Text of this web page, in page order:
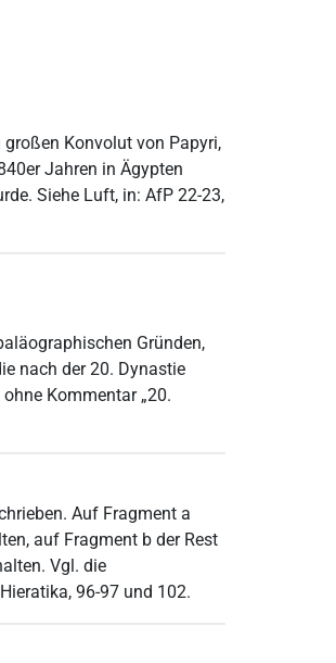
Konvolut von Papyri,
Jahren in Ägypten
Siehe Luft, in: AfP 22-23,
Gründen,
nach der 20. Dynastie
Kommentar „20.
Auf Fragment a
auf Fragment b der Rest
Vgl. die
96-97 und 102.